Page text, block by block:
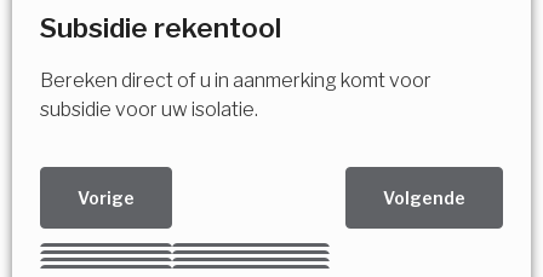
Subsidie rekentool
Bereken direct of u in aanmerking komt voor
subsidie voor uw isolatie.
Vorige Volgende
Kies uw Isolatiemaatregel